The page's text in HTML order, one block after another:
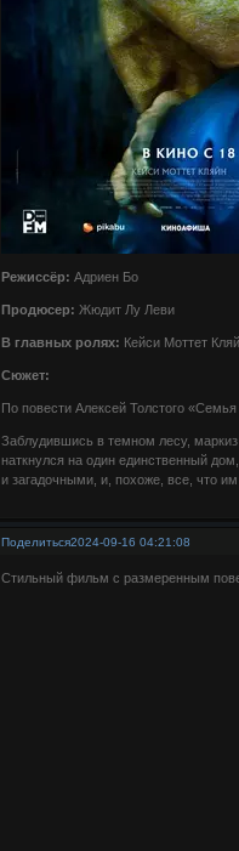
Режиссёр: Адриен Бо
Продюсер: Жюдит Лу Леви
В главных ролях: Кейси Моттет
Сюжет:
По повести Алексей Толстого
Заблудившись в темном лесу,
наткнулся на один единственный
и загадочными, и, похоже, все, что
Поделиться2024-09-16 04:21:08
Стильный фильм с размеренным